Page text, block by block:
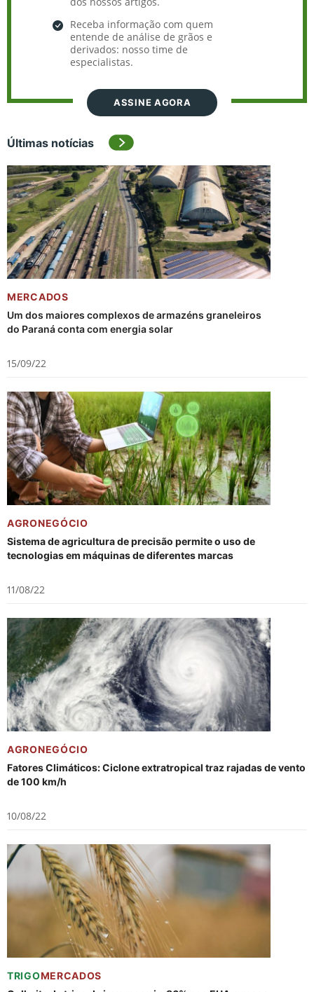
Receba informação com quem
entende de análise de grãos e
derivados: nosso time de
especialistas.
ASSINE AGORA
Últimas notícias
MERCADOS
Um dos maiores complexos de armazéns graneleiros
do Paraná conta com energia solar
15/09/22
AGRONEGÓCIO
Sistema de agricultura de precisão permite o uso de
tecnologias em máquinas de diferentes marcas
11/08/22
AGRONEGÓCIO
Fatores Climáticos: Ciclone extratropical traz rajadas de vento
de 100 km/h
10/08/22
TRIGOMERCADOS